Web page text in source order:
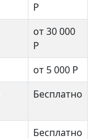
Р
от 30 000
Р
от 5 000 Р
Бесплатно
Бесплатно